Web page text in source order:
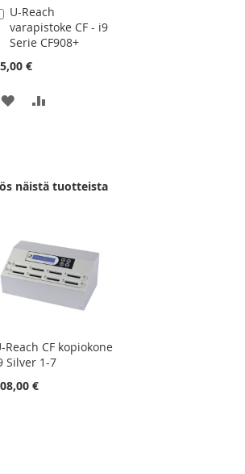
U-Reach
varapistoke CF - i9
Serie CF908+
€
Lisää
ostoskoriin
LISÄÄ
näistä tuotteista
Reach CF kopiokone
Silver 1-7
€